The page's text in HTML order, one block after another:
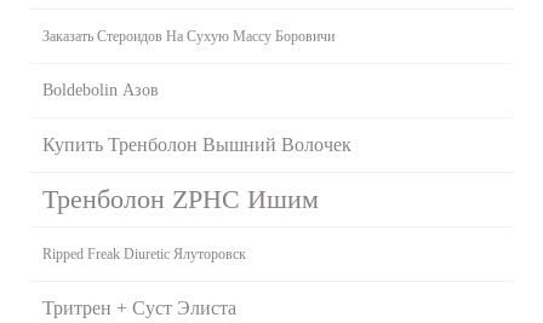
Заказать Стероидов На Сухую Массу Боровичи
Boldebolin Азов
Купить Тренболон Вышний Волочек
Тренболон ZPHC Ишим
Ripped Freak Diuretic Ялуторовск
Тритрен + Суст Элиста